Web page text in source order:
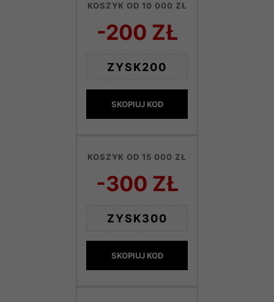
KOSZYK OD 10 000 ZŁ
-200 ZŁ
ZYSK200
SKOPIUJ KOD
KOSZYK OD 15 000 ZŁ
-300 ZŁ
ZYSK300
SKOPIUJ KOD